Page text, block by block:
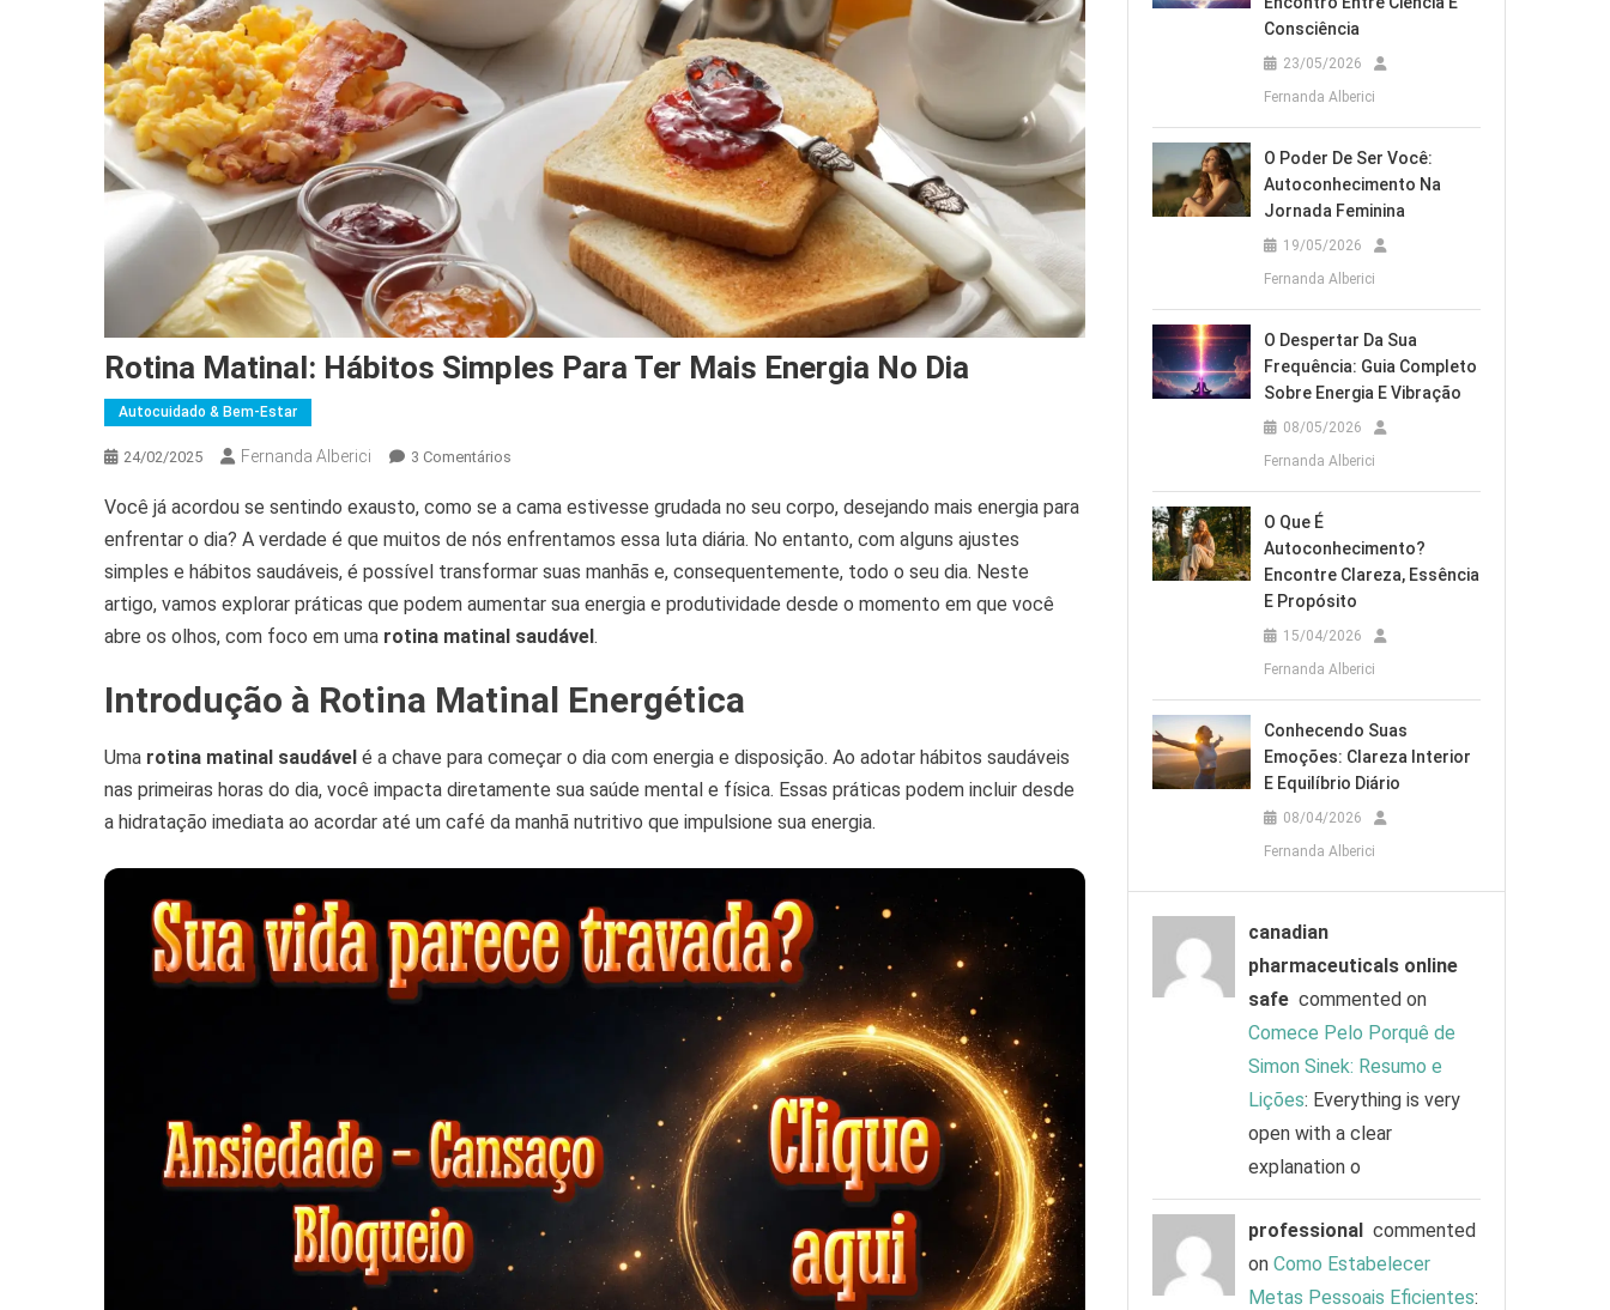
Rotina Matinal: Hábitos Simples Para Ter Mais Energia No Dia
Autocuidado & Bem-Estar
24/02/2025 Fernanda Alberici 3 Comentários
Matinal:
Hábitos
Simples
Mais
No
Você já acordou se sentindo exausto, como se a cama estivesse grudada no seu corpo, desejando mais energia para
enfrentar o dia? A verdade é que muitos de nós enfrentamos essa luta diária. No entanto, com alguns ajustes
simples e hábitos saudáveis, é possível transformar suas manhãs e, consequentemente, todo o seu dia. Neste
artigo, vamos explorar práticas que podem aumentar sua energia e produtividade desde o momento em que você
abre os olhos, com foco em uma rotina matinal saudável.
Introdução à Rotina Matinal Energética
Uma rotina matinal saudável é a chave para começar o dia com energia e disposição. Ao adotar hábitos saudáveis
nas primeiras horas do dia, você impacta diretamente sua saúde mental e física. Essas práticas podem incluir desde
a hidratação imediata ao acordar até um café da manhã nutritivo que impulsione sua energia.
Consciência
23/05/2026
Fernanda Alberici
O Poder De Ser Você:
Autoconhecimento Na
Jornada Feminina
19/05/2026
Fernanda Alberici
O Despertar Da Sua
Frequência: Guia Completo
Sobre Energia E Vibração
08/05/2026
Fernanda Alberici
O Que É
Autoconhecimento?
Encontre Clareza, Essência
E Propósito
15/04/2026
Fernanda Alberici
Conhecendo Suas
Emoções: Clareza Interior
E Equilíbrio Diário
08/04/2026
Fernanda Alberici
canadian
pharmaceuticals online
safecommented on
Comece Pelo Porquê de
Simon Sinek: Resumo e
Lições: Everything is very
open with a clear
explanation o
professionalcommented
on Como Estabelecer
Metas Pessoais Eficientes: